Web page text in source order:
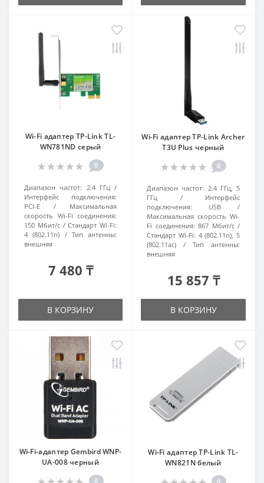
Wi-Fi адаптер TP-Link TL-
WN781ND серый
0
Диапазон частот: 2.4 ГГц
Интерфейс подключения:
PCI-E
Максимальная
скорость Wi-Fi соединения:
150 Мбит/с
Стандарт Wi-Fi:
4 (802.11n)
Тип антенны:
внешняя
7 480 ₸
В КОРЗИНУ
Wi-Fi адаптер TP-Link Archer
T3U Plus черный
0
Диапазон частот: 2.4 ГГц, 5
ГГц
Интерфейс
подключения:
USB
Максимальная скорость Wi-
Fi соединения: 867 Мбит/с
Стандарт Wi-Fi: 4 (802.11n), 5
(802.11ac)
Тип антенны:
внешняя
15 857 ₸
В КОРЗИНУ
Wi-Fi-адаптер Gembird WNP-
UA-008 черный
0
Wi-Fi адаптер TP-Link TL-
WN821N белый
0